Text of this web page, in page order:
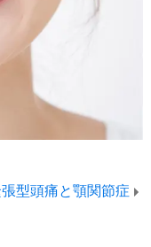
張型頭痛と顎関節症